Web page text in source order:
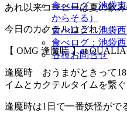
食べログ：池袋
からそる）
食べログ：池袋
食べログ：池袋
各種お問合せ
あれ以来コーヒーは夏の飲
今日のカクテルはこれ！！
【 OMG 逢魔時 】at QUALIA
逢魔時 おうまがときって
イムとカクテルタイムを繋
逢魔時は1日で一番妖怪がで